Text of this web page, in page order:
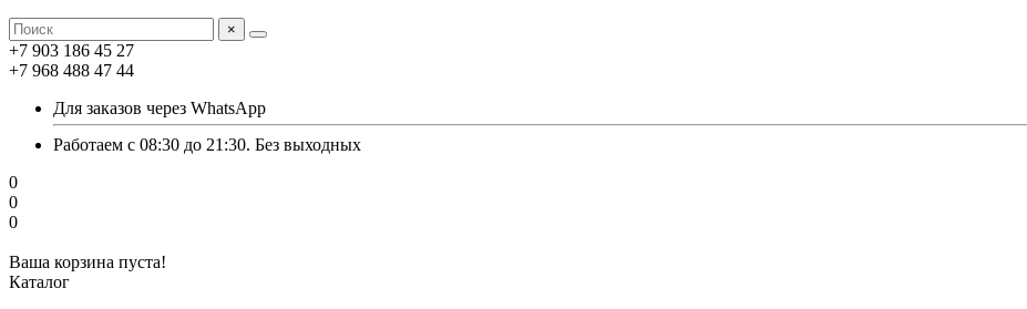
×
+7 903 186 45 27
+7 968 488 47 44
Для заказов через WhatsApp
Работаем с 08:30 до 21:30. Без выходных
0
0
0
Ваша корзина пуста!
Каталог